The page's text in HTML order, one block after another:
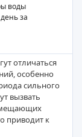
воды
за
отличаться
особенно
сильного
вызвать
приводит к